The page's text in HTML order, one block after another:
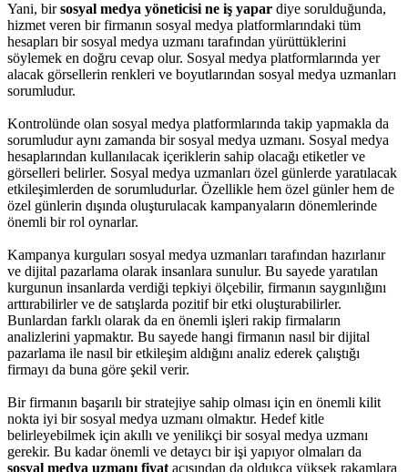
Yani, birsosyal medya yöneticisi ne iş yapar diye sorulduğunda,
hizmet veren bir firmanın sosyal medya platformlarındaki tüm
hesapları bir sosyal medya uzmanı tarafından yürüttüklerini
söylemek en doğru cevap olur. Sosyal medya platformlarında yer
alacak görsellerin renkleri ve boyutlarından sosyal medya uzmanları
sorumludur.
Kontrolünde olan sosyal medya platformlarında takip yapmakla da
sorumludur aynı zamanda bir sosyal medya uzmanı. Sosyal medya
hesaplarından kullanılacak içeriklerin sahip olacağı etiketler ve
görselleri belirler. Sosyal medya uzmanları özel günlerde yaratılacak
etkileşimlerden de sorumludurlar. Özellikle hem özel günler hem de
özel günlerin dışında oluşturulacak kampanyaların dönemlerinde
önemli bir rol oynarlar.
Kampanya kurguları sosyal medya uzmanları tarafından hazırlanır
ve dijital pazarlama olarak insanlara sunulur. Bu sayede yaratılan
kurgunun insanlarda verdiği tepkiyi ölçebilir, firmanın saygınlığını
arttırabilirler ve de satışlarda pozitif bir etki oluşturabilirler.
Bunlardan farklı olarak da en önemli işleri rakip firmaların
analizlerini yapmaktır. Bu sayede hangi firmanın nasıl bir dijital
pazarlama ile nasıl bir etkileşim aldığını analiz ederek çalıştığı
firmayı da buna göre şekil verir.
Bir firmanın başarılı bir stratejiye sahip olması için en önemli kilit
nokta iyi bir sosyal medya uzmanı olmaktır. Hedef kitle
belirleyebilmek için akıllı ve yenilikçi bir sosyal medya uzmanı
gerekir. Bu kadar önemli ve detaycı bir işi yapıyor olmaları da
sosyal medya uzmanı fiyat açısından da oldukça yüksek rakamlara